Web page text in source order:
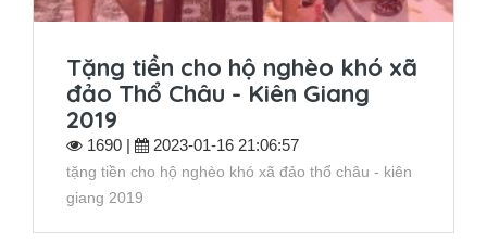
Tặng tiền cho hộ nghèo khó xã
đảo Thổ Châu - Kiên Giang
2019
1690 |
2023-01-16 21:06:57
tặng tiền cho hộ nghèo khó xã đảo thổ châu - kiên
giang 2019